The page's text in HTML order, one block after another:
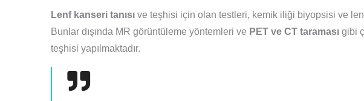
Lenf kanseri tanısı ve teşhisi için olan testleri, kemik iliği biyopsisi ve
Bunlar dışında MR görüntüleme yöntemleri ve PET ve CT taraması gibi
teşhisi yapılmaktadır.